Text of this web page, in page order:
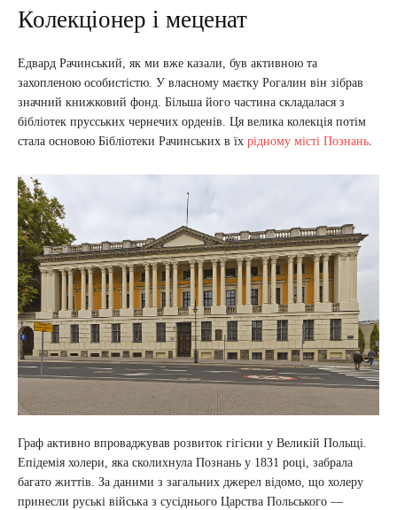
Колекціонер і меценат
Едвард Рачинський, як ми вже казали, був активною та
захопленою особистістю. У власному маєтку Рогалин він зібрав
значний книжковий фонд. Більша його частина складалася з
бібліотек прусських чернечих орденів. Ця велика колекція потім
стала основою Бібліотеки Рачинських в їх рідному місті Познань.
Граф активно впроваджував розвиток гігієни у Великій Польщі.
Епідемія холери, яка сколихнула Познань у 1831 році, забрала
багато життів. За даними з загальних джерел відомо, що холеру
принесли руські війська з сусіднього Царства Польського —